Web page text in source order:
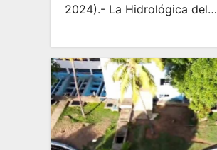
2024).- La Hidrológica del…